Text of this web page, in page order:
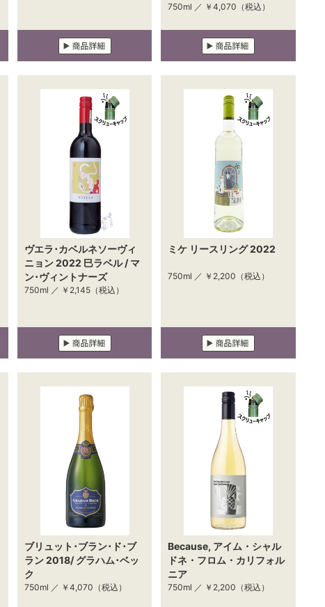
750ml ／ ￥4,070 （税込）
ヴエラ･カベルネソーヴィ
ニョン 2022 巳ラベル / マ
ン･ヴィントナーズ
750ml ／ ￥2,145（税込）
ミケ リースリング 2022
750ml ／ ￥2,200 （税込）
ブリュット･ブラン･ド･ブ
ラン 2018/ グラハム･ベッ
ク
750ml ／ ￥4,070 （税込）
Because, アイム・シャル
ドネ・フロム・カリフォル
ニア
750ml ／ ￥2,200 （税込）